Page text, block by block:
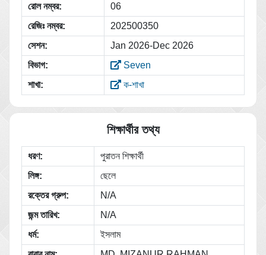
রোল নম্বর:
06
রেজিঃ নম্বর:
202500350
সেশন:
Jan 2026-Dec 2026
বিভাগ:
Seven
শাখা:
ক-শাখা
শিক্ষার্থীর তথ্য
ধরণ:
পুরাতন শিক্ষার্থী
লিঙ্গ:
ছেলে
রক্তের গ্রুপ:
N/A
জন্ম তারিখ:
N/A
ধর্ম:
ইসলাম